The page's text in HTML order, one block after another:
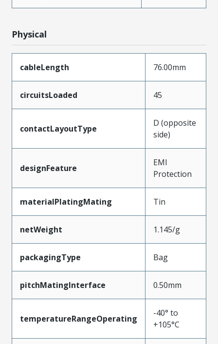
Physical
cableLength 76.00mm
circuitsLoaded 45
contactLayoutType
D (opposite
side)
designFeature
EMI
Protection
materialPlatingMating Tin
netWeight 1.145/g
packagingType Bag
pitchMatingInterface 0.50mm
temperatureRangeOperating
-40° to
+105°C